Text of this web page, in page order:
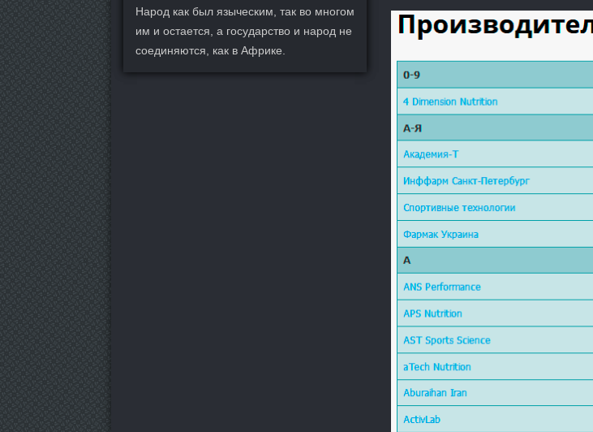
Народ как был языческим, так во многом
им и остается, а государство и народ не
соединяются, как в Африке.